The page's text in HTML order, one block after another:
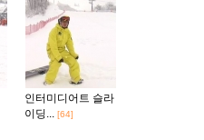
인터미디어트 슬라
이딩... [64]